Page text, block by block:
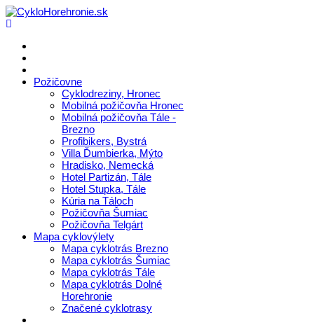
Požičovne
Cyklodreziny, Hronec
Mobilná požičovňa Hronec
Mobilná požičovňa Tále -
Brezno
Profibikers, Bystrá
Villa Ďumbierka, Mýto
Hradisko, Nemecká
Hotel Partizán, Tále
Hotel Stupka, Tále
Kúria na Táloch
Požičovňa Šumiac
Požičovňa Telgárt
Mapa cyklovýlety
Mapa cyklotrás Brezno
Mapa cyklotrás Šumiac
Mapa cyklotrás Tále
Mapa cyklotrás Dolné
Horehronie
Značené cyklotrasy